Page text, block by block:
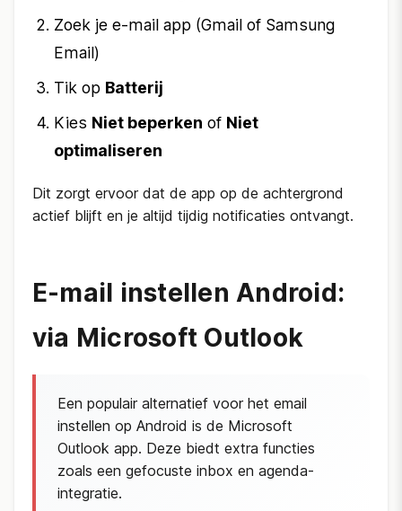
Zoek je e-mail app (Gmail of Samsung
Email)
Tik op Batterij
Kies Niet beperken of Niet
optimaliseren
Dit zorgt ervoor dat de app op de achtergrond
actief blijft en je altijd tijdig notificaties ontvangt.
E-mail instellen Android:
via Microsoft Outlook
Een populair alternatief voor het email
instellen op Android is de Microsoft
Outlook app. Deze biedt extra functies
zoals een gefocuste inbox en agenda-
integratie.